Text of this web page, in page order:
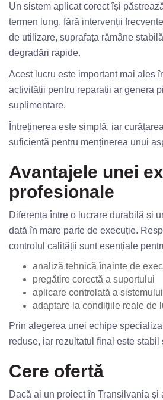
Un sistem aplicat corect își
termen lung, fără intervenții
de utilizare, suprafața rămâne
degradări rapide.
Acest lucru este important mai ales
activității pentru reparații ar genera
suplimentare.
Întreținerea este simplă, iar
suficientă pentru menținerea unui
Avantajele unei
profesionale
Diferența între o lucrare durabilă și
dată în mare parte de execuție.
controlul calității sunt esențiale
analiză tehnică înainte de
pregătire corectă a suportului
aplicare controlată a sistemului
adaptare la condițiile reale de
Prin alegerea unei echipe
reduse, iar rezultatul final este stabil
Cere ofertă
Dacă ai un proiect în Transilvania și